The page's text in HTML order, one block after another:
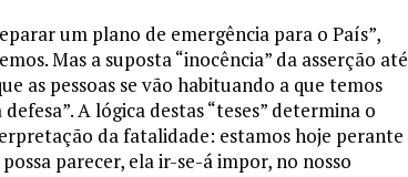
um plano de emergência para o País”,
Mas a suposta “inocência” da asserção até
as pessoas se vão habituando a que temos
A lógica destas “teses” determina o
da fatalidade: estamos hoje perante
parecer, ela ir-se-á impor, no nosso